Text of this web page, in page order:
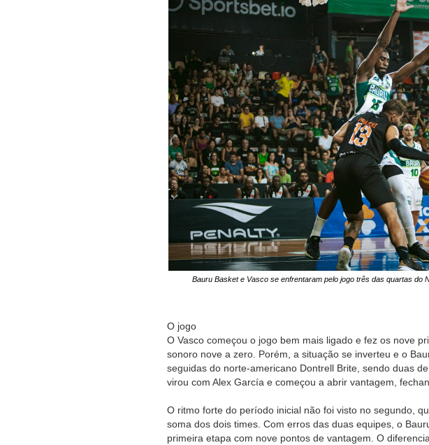
Bauru Basket e Vasco se enfrentaram pelo jogo três das quartas
O jogo
O Vasco começou o jogo bem mais ligado e fez os nove
sonoro nove a zero. Porém, a situação se inverteu e o
seguidas do norte-americano Dontrell Brite, sendo duas
virou com Alex García e começou a abrir vantagem,
O ritmo forte do período inicial não foi visto no segundo,
soma dos dois times. Com erros das duas equipes, o
primeira etapa com nove pontos de vantagem. O